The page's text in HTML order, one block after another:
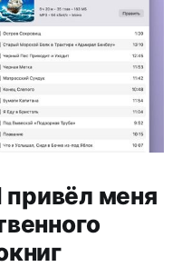
привёл меня